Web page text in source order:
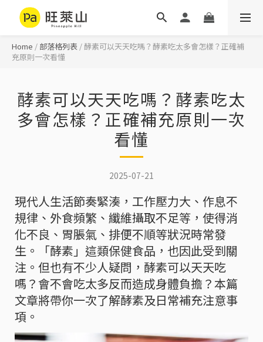
Home / 部落格列表 / 酵素可以天天吃嗎？酵素吃太多會怎樣？正確補
充原則一次看懂
酵素可以天天吃嗎？酵素吃太
多會怎樣？正確補充原則一次
看懂
2025-07-21
現代人生活節奏緊湊，工作壓力大、作息不
規律、外食頻繁、纖維攝取不足等，使得消
化不良、胃脹氣、排便不順等狀況時常發
生。「酵素」這類保健食品，也因此受到關
注。但也有不少人疑問，酵素可以天天吃
嗎？會不會吃太多反而造成身體負擔？本篇
文章將帶你一次了解酵素及日常補充注意事
項。